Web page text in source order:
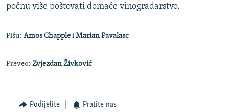
počnu više poštovati domaće vinogradarstvo.
Pišu: Amos Chapple i Marian Pavalasc
Preveo: Zvjezdan Živković
Podijelite Pratite nas